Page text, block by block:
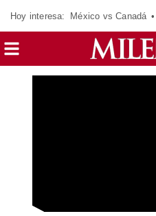
Hoy interesa: México vs Canadá